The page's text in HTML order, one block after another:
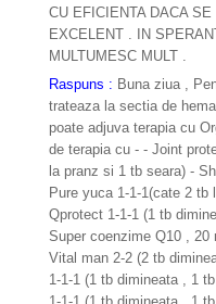
CU EFICIENTA DACA
EXCELENT . IN
MULTUMESC MULT .
Raspuns : Buna ziua ,
trateaza la sectia de
poate adjuva terapia cu
de terapia cu - - Joint
la pranz si 1 tb seara) -
Pure yuca 1-1-1(cate 2 tb
Qprotect 1-1-1 (1 tb
Super coenzime Q10 ,
Vital man 2-2 (2 tb
1-1-1 (1 tb dimineata , 1